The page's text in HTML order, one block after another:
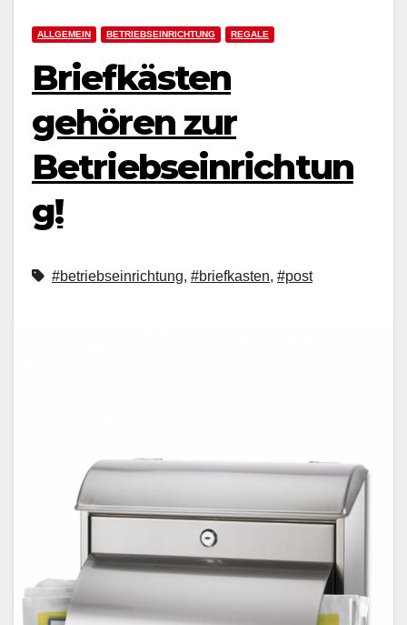
ALLGEMEIN BETRIEBSEINRICHTUNG REGALE
Briefkästen
gehören zur
Betriebseinrichtun
g!
#betriebseinrichtung, #briefkasten, #post